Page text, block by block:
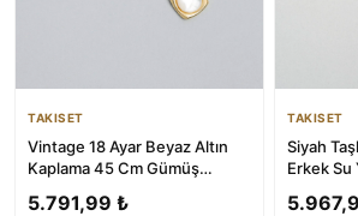
TAKISET
Vintage 18 Ayar Beyaz Altın
Kaplama 45 Cm Gümüş
5.791,99 ₺
TAKISET
Siyah
Erkek Su